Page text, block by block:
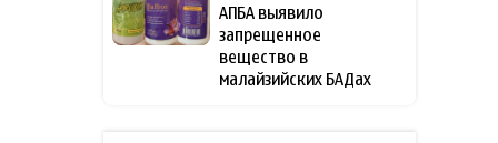
08:57
Проходит год со дня
парафирования
Азербайджаном и Арменией
мирного соглашения в
АПБА выявило
запрещенное
вещество в
малайзийских БАДах